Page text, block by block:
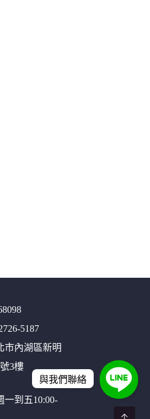
與我們聯絡
5187
市內湖區新明
3樓
一到五10:00-